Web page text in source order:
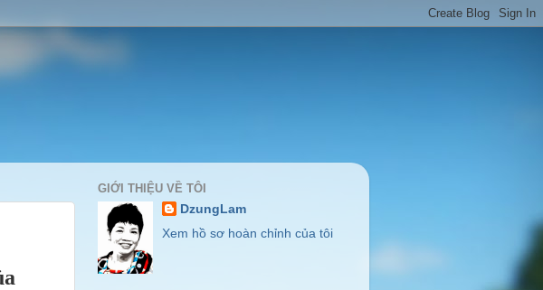
GIỚI THIỆU VỀ TÔI
DzungLam
Xem hồ sơ hoàn chỉnh của tôi